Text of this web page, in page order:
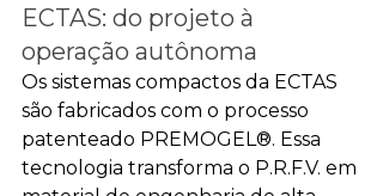
ECTAS: do projeto à
operação autônoma
Os sistemas compactos da ECTAS
são fabricados com o processo
patenteado PREMOGEL®. Essa
tecnologia transforma o P.R.F.V. em